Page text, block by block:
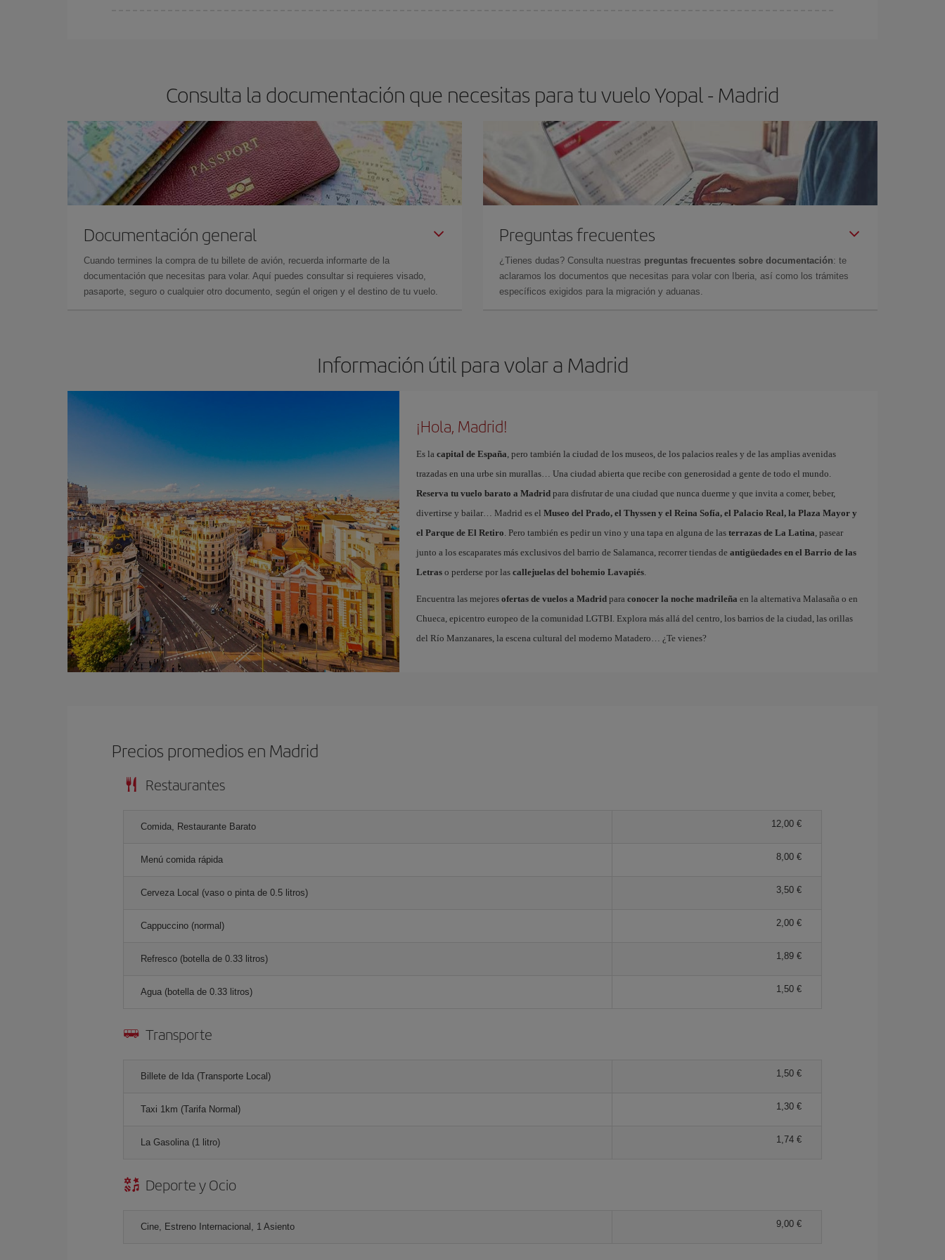
Consulta la documentación que necesitas para tu vuelo Yopal - Madrid
Documentación general
Cuando termines la compra de tu billete de avión, recuerda informarte de la
documentación que necesitas para volar. Aquí puedes consultar si requieres visado,
pasaporte, seguro o cualquier otro documento, según el origen y el destino de tu vuelo.
Preguntas frecuentes
¿Tienes dudas? Consulta nuestras preguntas frecuentes sobre documentación: te
aclaramos los documentos que necesitas para volar con Iberia, así como los trámites
específicos exigidos para la migración y aduanas.
Información útil para volar a Madrid
¡Hola, Madrid!
Es la capital de España, pero también la ciudad de los museos, de los palacios reales y de las amplias avenidas
trazadas en una urbe sin murallas… Una ciudad abierta que recibe con generosidad a gente de todo el mundo.
Reserva tu vuelo barato a Madridpara disfrutar de una ciudad que nunca duerme y que invita a comer, beber,
divertirse y bailar… Madrid es el Museo del Prado, el Thyssen y el Reina Sofía, el Palacio Real, la Plaza Mayor y
el Parque de El Retiro. Pero también es pedir un vino y una tapa en alguna de las terrazas de La Latina, pasear
junto a los escaparates más exclusivos del barrio de Salamanca, recorrer tiendas de antigüedades en el Barrio de las
Letraso perderse por las callejuelas del bohemio Lavapiés.
Encuentra las mejores ofertas de vuelos a Madridpara conocer la noche madrileña en la alternativa Malasaña o en
Chueca, epicentro europeo de la comunidad LGTBI. Explora más allá del centro, los barrios de la ciudad, las orillas
del Río Manzanares, la escena cultural del moderno Matadero… ¿Te vienes?
Precios promedios en Madrid
Restaurantes
Comida, Restaurante Barato 12,00 €
Menú comida rápida 8,00 €
Cerveza Local (vaso o pinta de 0.5 litros) 3,50 €
Cappuccino (normal) 2,00 €
Refresco (botella de 0.33 litros) 1,89 €
Agua (botella de 0.33 litros) 1,50 €
Transporte
Billete de Ida (Transporte Local) 1,50 €
Taxi 1km (Tarifa Normal) 1,30 €
La Gasolina (1 litro) 1,74 €
Deporte y Ocio
Cine, Estreno Internacional, 1 Asiento 9,00 €